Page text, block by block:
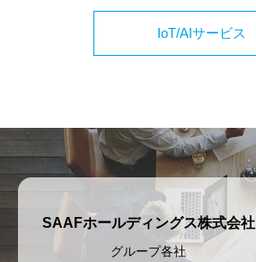
IoT/AIサービス
SAAFホールディングス株式会社
グループ各社